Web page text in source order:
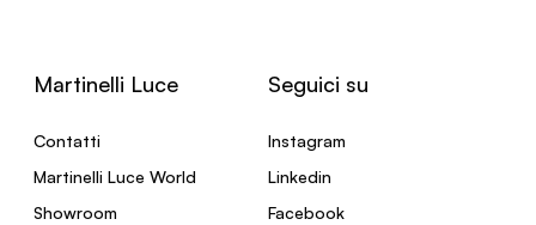
Martinelli Luce
Contatti
Martinelli Luce World
Showroom
Seguici su
Instagram
Linkedin
Facebook